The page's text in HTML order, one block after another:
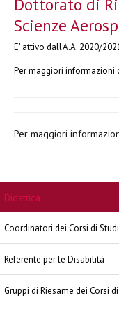
Dottorato di
Scienze
E' attivo dall'A.A. 2020/
Per maggiori informazioni
Per maggiori
Didattica
Coordinatori dei Corsi di
Referente per le Disabilità
Gruppi di Riesame dei Corsi